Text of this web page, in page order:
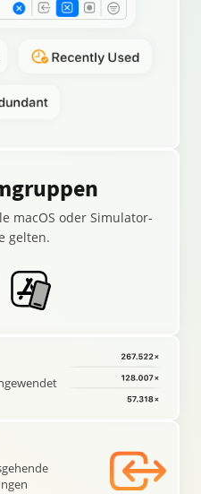
macOS oder Simulator-
gelten.